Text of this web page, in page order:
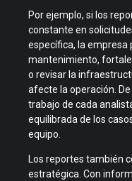
Por ejemplo, si los
constante en
específica, la empresa
mantenimiento,
o revisar la
afecte la operación.
trabajo de cada
equilibrada de los
equipo.
Los reportes también
estratégica. Con